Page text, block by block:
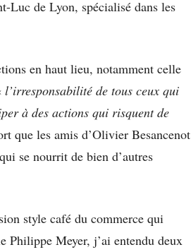
Luc de Lyon, spécialisé dans les
en haut lieu, notamment celle
l’irresponsabilité de tous ceux qui
à des actions qui risquent de
que les amis d’Olivier Besancenot
se nourrit de bien d’autres
style café du commerce qui
Philippe Meyer, j’ai entendu deux